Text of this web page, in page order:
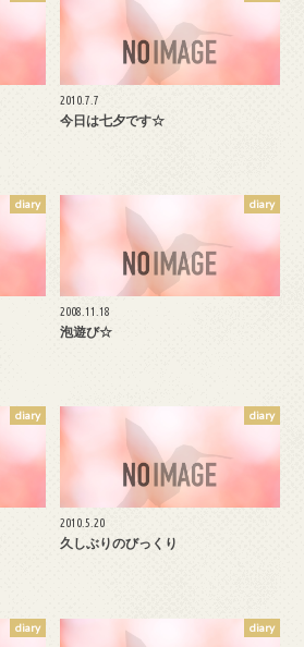
2010.7.7
今日は七夕です☆
diary diary
2008.11.18
泡遊び☆
diary diary
2010.5.20
久しぶりのびっくり
diary diary